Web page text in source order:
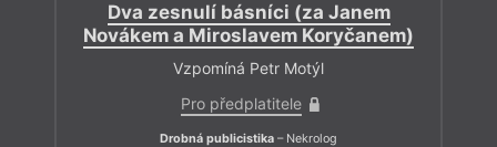
Dva zesnulí básníci (za Janem
Novákem a Miroslavem Koryčanem)
Vzpomíná Petr Motýl
Pro předplatitele
Drobná publicistika – Nekrolog